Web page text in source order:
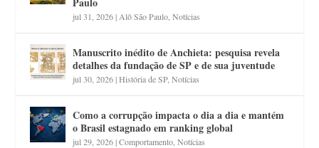
jul 31, 2026| Alô São Paulo ,Notícias
Manuscrito inédito de Anchieta: pesquisa revela
detalhes da fundação de SP e de sua juventude
jul 30, 2026|História de SP,Notícias
Como a corrupção impacta o dia a dia e mantém
o Brasil estagnado em ranking global
jul 29, 2026|Comportamento ,Notícias